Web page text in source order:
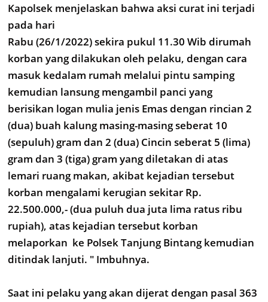
Kapolsek menjelaskan bahwa aksi curat ini terjadi
pada hari
Rabu (26/1/2022) sekira pukul 11.30 Wib dirumah
korban yang dilakukan oleh pelaku, dengan cara
masuk kedalam rumah melalui pintu samping
kemudian lansung mengambil panci yang
berisikan logan mulia jenis Emas dengan rincian 2
(dua) buah kalung masing-masing seberat 10
(sepuluh) gram dan 2 (dua) Cincin seberat 5 (lima)
gram dan 3 (tiga) gram yang diletakan di atas
lemari ruang makan, akibat kejadian tersebut
korban mengalami kerugian sekitar Rp.
22.500.000,- (dua puluh dua juta lima ratus ribu
rupiah), atas kejadian tersebut korban
melaporkan ke Polsek Tanjung Bintang kemudian
ditindak lanjuti. " Imbuhnya.
Saat ini pelaku yang akan dijerat dengan pasal 363